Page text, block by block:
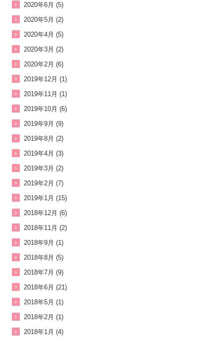
2020年6月 (5)
2020年5月 (2)
2020年4月 (5)
2020年3月 (2)
2020年2月 (6)
2019年12月 (1)
2019年11月 (1)
2019年10月 (6)
2019年9月 (9)
2019年8月 (2)
2019年4月 (3)
2019年3月 (2)
2019年2月 (7)
2019年1月 (15)
2018年12月 (6)
2018年11月 (2)
2018年9月 (1)
2018年8月 (5)
2018年7月 (9)
2018年6月 (21)
2018年5月 (1)
2018年2月 (1)
2018年1月 (4)